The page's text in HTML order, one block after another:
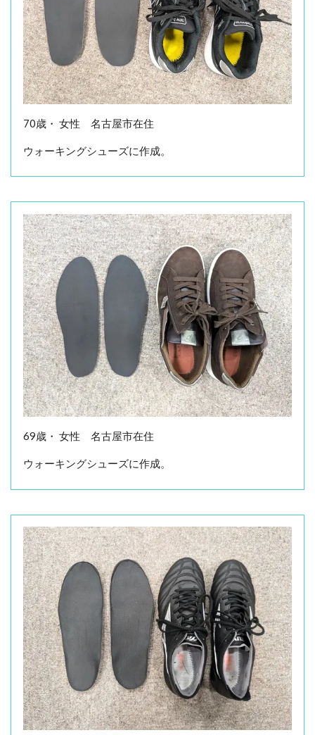
70歳・ 女性 名古屋市在住
ウォーキングシューズに作成。
69歳・ 女性 名古屋市在住
ウォーキングシューズに作成。